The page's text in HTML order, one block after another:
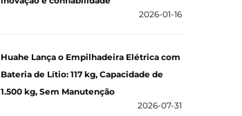
2026-01-16
Huahe Lança o Empilhadeira Elétrica com
Bateria de Lítio: 117 kg, Capacidade de
1.500 kg, Sem Manutenção
2026-07-31